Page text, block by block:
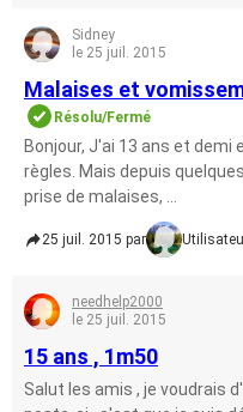
Sidney
le 25 juil. 2015
Malaises et
Résolu/Fermé
Bonjour, J'ai 13 ans et demi
règles. Mais depuis
prise de malaises, ...
25 juil. 2015 par
needhelp2000
le 25 juil. 2015
15 ans , 1m50
Salut les amis , je voudrais